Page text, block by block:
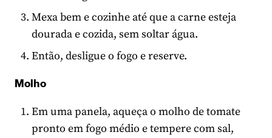
Mexa bem e cozinhe até que a carne esteja
dourada e cozida, sem soltar água.
Então, desligue o fogo e reserve.
Molho
Em uma panela, aqueça o molho de tomate
pronto em fogo médio e tempere com sal,